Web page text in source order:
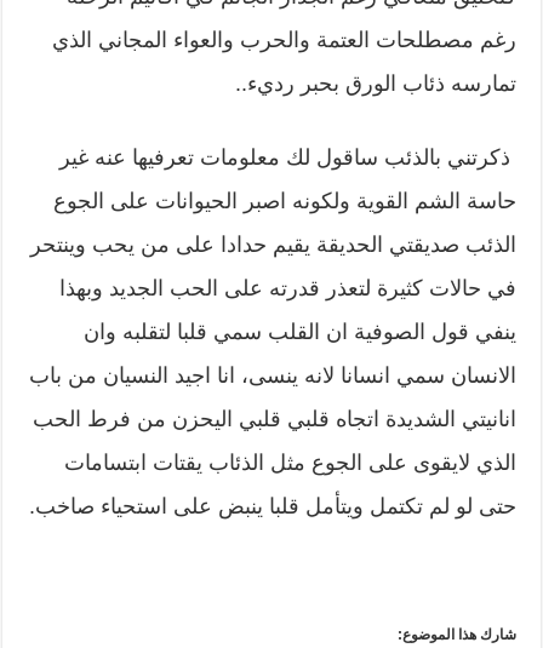
رغم مصطلحات العتمة والحرب والعواء المجاني الذي
تمارسه ذئاب الورق بحبر رديء..
ذكرتني بالذئب ساقول لك معلومات تعرفيها عنه غير
حاسة الشم القوية ولكونه اصبر الحيوانات على الجوع
الذئب صديقتي الحديقة يقيم حدادا على من يحب وينتحر
في حالات كثيرة لتعذر قدرته على الحب الجديد وبهذا
ينفي قول الصوفية ان القلب سمي قلبا لتقلبه وان
الانسان سمي انسانا لانه ينسى، انا اجيد النسيان من باب
انانيتي الشديدة اتجاه قلبي قلبي اليحزن من فرط الحب
الذي لايقوى على الجوع مثل الذئاب يقتات ابتسامات
حتى لو لم تكتمل ويتأمل قلبا ينبض على استحياء صاخب.
شارك هذا الموضوع: